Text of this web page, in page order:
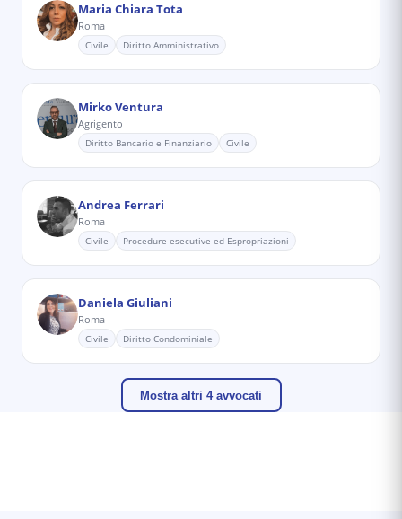
Maria Chiara Tota
Roma
Civile Diritto Amministrativo
Mirko Ventura
Agrigento
Diritto Bancario e Finanziario Civile
Andrea Ferrari
Roma
Civile Procedure esecutive ed Espropriazioni
Daniela Giuliani
Roma
Civile Diritto Condominiale
Mostra altri 4 avvocati